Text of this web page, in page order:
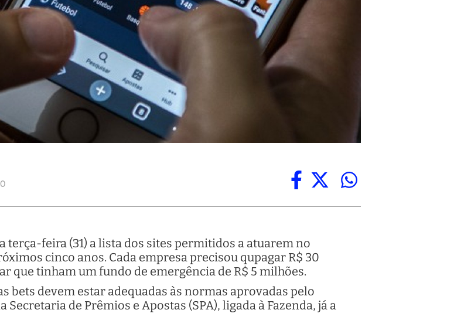
terça-feira (31) a lista dos sites permitidos a atuarem no
cinco anos. Cada empresa precisou qupagar R$ 30
que tinham um fundo de emergência de R$ 5 milhões.
bets devem estar adequadas às normas aprovadas pelo
de Prêmios e Apostas (SPA), ligada à Fazenda, já a